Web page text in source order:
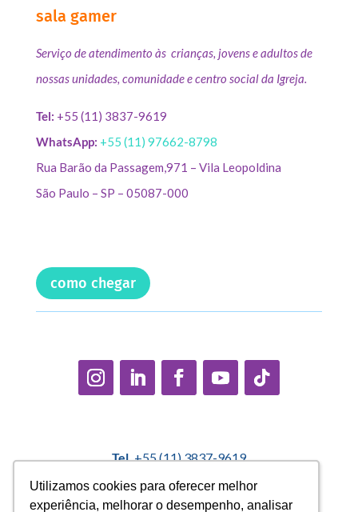
Utilizamos cookies para oferecer melhor
experiência, melhorar o desempenho, analisar
Utilizamos cookies para oferecer melhor
experiência, melhorar o desempenho, analisar
sala gamer
Serviço de atendimento às crianças, jovens e adultos de
nossas unidades, comunidade e centro social da Igreja.
Tel: +55 (11) 3837-9619
WhatsApp: +55 (11) 97662-8798
Rua Barão da Passagem,971 – Vila Leopoldina
São Paulo – SP – 05087-000
como chegar
Tel.+55 (11) 3837-9619